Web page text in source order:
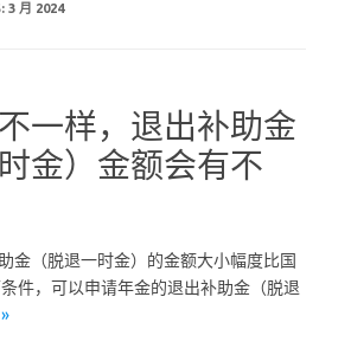
3 月 2024
一样，退出补助金
时金）金额会有不
金（脱退一时金）的金额大小幅度比国
件，可以申请年金的退出补助金（脱退